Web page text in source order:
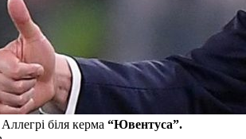
біля керма “Ювентуса”.